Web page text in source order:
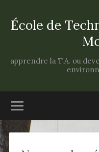
École de
apprendre la T.A. ou